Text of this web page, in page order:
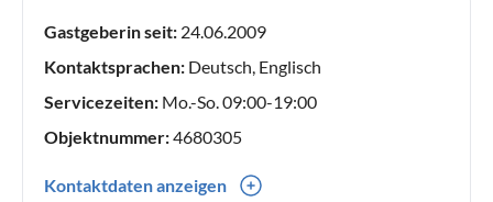
Gastgeberin seit: 24.06.2009
Kontaktsprachen: Deutsch, Englisch
Servicezeiten: Mo.-So. 09:00-19:00
Objektnummer:4680305
Kontaktdaten anzeigen